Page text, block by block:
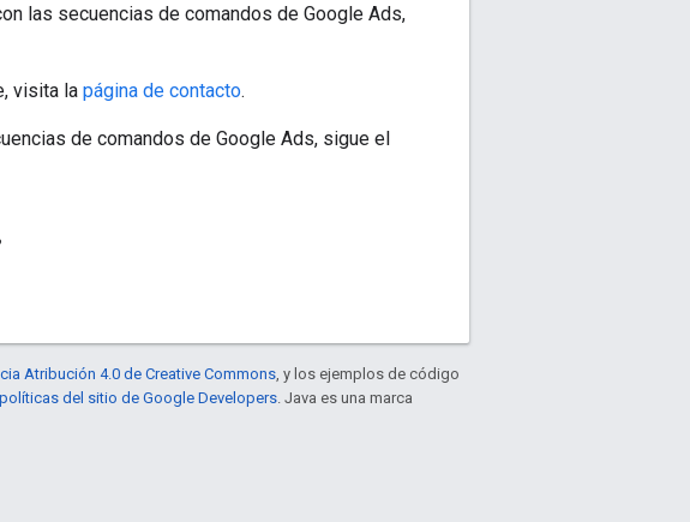
las secuencias de comandos de Google Ads,
visita la página de contacto.
de comandos de Google Ads, sigue el
Atribución 4.0 de Creative Commons , y los ejemplos de código
políticas del sitio de Google Developers . Java es una marca